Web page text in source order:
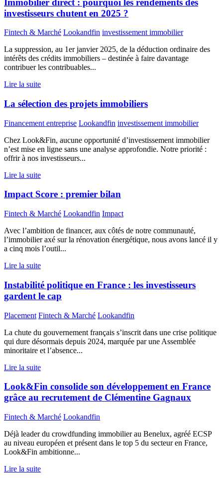
investisseurs chutent en 2025 ?
Fintech & Marché Lookandfin investissement immobilier
La suppression, au 1er janvier 2025, de la déduction ordinaire des
intérêts des crédits immobiliers – destinée à faire davantage
contribuer les contribuables...
Lire la suite
La sélection des projets immobiliers
Financement entreprise Lookandfin investissement immobilier
Chez Look&Fin, aucune opportunité d’investissement immobilier
n’est mise en ligne sans une analyse approfondie. Notre priorité :
offrir à nos investisseurs...
Lire la suite
Impact Score : premier bilan
Fintech & Marché Lookandfin Impact
Avec l’ambition de financer, aux côtés de notre communauté,
l’immobilier axé sur la rénovation énergétique, nous avons lancé il y
a cinq mois l’outil...
Lire la suite
Instabilité politique en France : les investisseurs
gardent le cap
Placement Fintech & Marché Lookandfin
La chute du gouvernement français s’inscrit dans une crise politique
qui dure désormais depuis 2024, marquée par une Assemblée
minoritaire et l’absence...
Lire la suite
Look&Fin consolide son développement en France
grâce au recrutement de Clémentine Gagnaux
Fintech & Marché Lookandfin
Déjà leader du crowdfunding immobilier au Benelux, agréé ECSP
au niveau européen et présent dans le top 5 du secteur en France,
Look&Fin ambitionne...
Lire la suite